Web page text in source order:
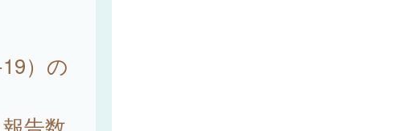
）の